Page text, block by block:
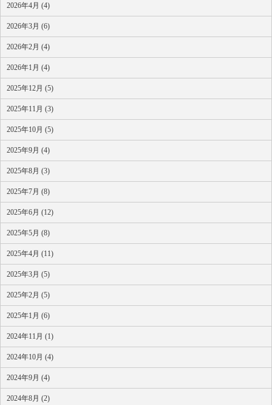
2026年4月 (4)
2026年3月 (6)
2026年2月 (4)
2026年1月 (4)
2025年12月 (5)
2025年11月 (3)
2025年10月 (5)
2025年9月 (4)
2025年8月 (3)
2025年7月 (8)
2025年6月 (12)
2025年5月 (8)
2025年4月 (11)
2025年3月 (5)
2025年2月 (5)
2025年1月 (6)
2024年11月 (1)
2024年10月 (4)
2024年9月 (4)
2024年8月 (2)